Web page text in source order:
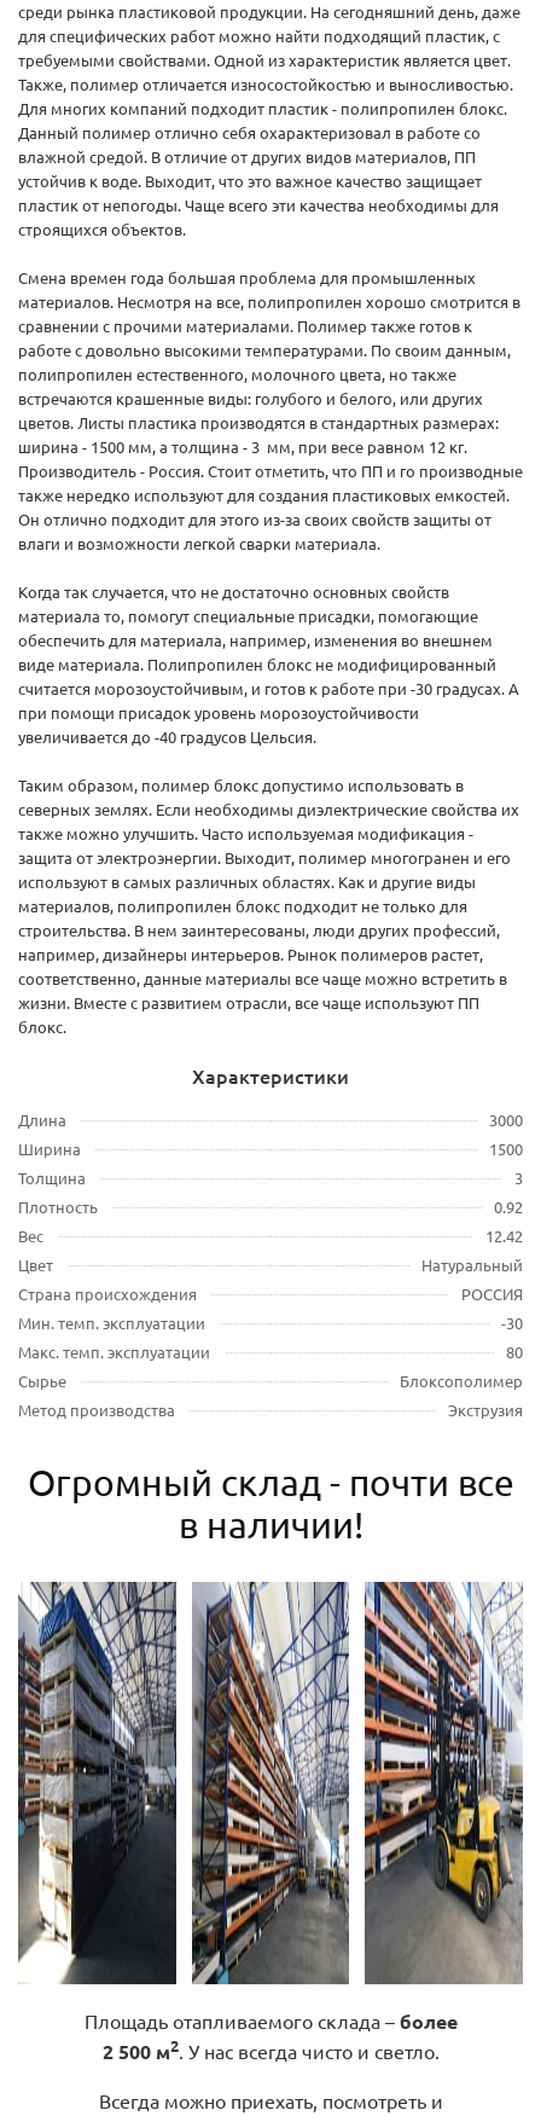
среди рынка пластиковой продукции. На сегодняшний день, даже
для специфических работ можно найти подходящий пластик, с
требуемыми свойствами. Одной из характеристик является цвет.
Также, полимер отличается износостойкостью и выносливостью.
Для многих компаний подходит пластик - полипропилен блокс.
Данный полимер отлично себя охарактеризовал в работе со
влажной средой. В отличие от других видов материалов, ПП
устойчив к воде. Выходит, что это важное качество защищает
пластик от непогоды. Чаще всего эти качества необходимы для
строящихся объектов.
Смена времен года большая проблема для промышленных
материалов. Несмотря на все, полипропилен хорошо смотрится в
сравнении с прочими материалами. Полимер также готов к
работе с довольно высокими температурами. По своим данным,
полипропилен естественного, молочного цвета, но также
встречаются крашенные виды: голубого и белого, или других
цветов. Листы пластика производятся в стандартных размерах:
ширина - 1500 мм, а толщина - 3 мм, при весе равном 12 кг.
Производитель - Россия. Стоит отметить, что ПП и го производные
также нередко используют для создания пластиковых емкостей.
Он отлично подходит для этого из-за своих свойств защиты от
влаги и возможности легкой сварки материала.
Когда так случается, что не достаточно основных свойств
материала то, помогут специальные присадки, помогающие
обеспечить для материала, например, изменения во внешнем
виде материала. Полипропилен блокс не модифицированный
считается морозоустойчивым, и готов к работе при -30 градусах. А
при помощи присадок уровень морозоустойчивости
увеличивается до -40 градусов Цельсия.
Таким образом, полимер блокс допустимо использовать в
северных землях. Если необходимы диэлектрические свойства их
также можно улучшить. Часто используемая модификация -
защита от электроэнергии. Выходит, полимер многогранен и его
используют в самых различных областях. Как и другие виды
материалов, полипропилен блокс подходит не только для
строительства. В нем заинтересованы, люди других профессий,
например, дизайнеры интерьеров. Рынок полимеров растет,
соответственно, данные материалы все чаще можно встретить в
жизни. Вместе с развитием отрасли, все чаще используют ПП
блокс.
Характеристики
Длина
3000
Ширина
1500
Толщина
3
Плотность
0.92
Вес
12.42
Цвет
Натуральный
Страна происхождения
РОССИЯ
Мин. темп. эксплуатации
-30
Макс. темп. эксплуатации
80
Сырье
Блоксополимер
Метод производства
Экструзия
Огромный склад - почти все
в наличии!
Площадь отапливаемого склада – более
2 500 м2. У нас всегда чисто и светло.
Всегда можно приехать, посмотреть и